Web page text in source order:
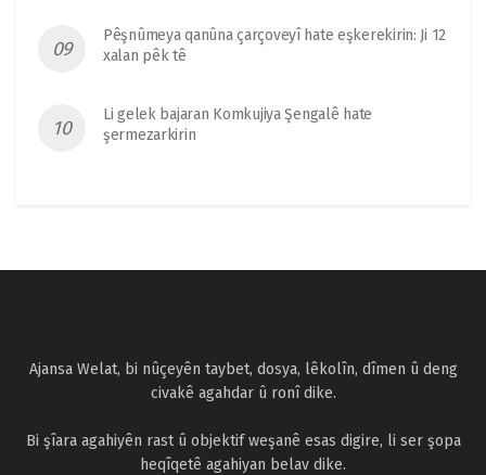
Pêşnûmeya qanûna çarçoveyî hate eşkerekirin: Ji 12
xalan pêk tê
Li gelek bajaran Komkujiya Şengalê hate
şermezarkirin
Ajansa Welat, bi nûçeyên taybet, dosya, lêkolîn, dîmen û deng
civakê agahdar û ronî dike.
Bi şîara agahiyên rast û objektif weşanê esas digire, li ser şopa
heqîqetê agahiyan belav dike.